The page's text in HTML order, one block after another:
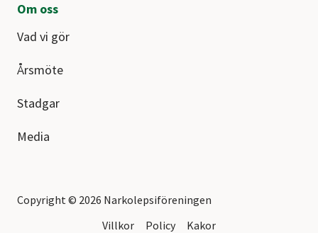
Om oss
Vad vi gör
Årsmöte
Stadgar
Media
Copyright © 2026 Narkolepsiföreningen
Villkor
Policy Kakor